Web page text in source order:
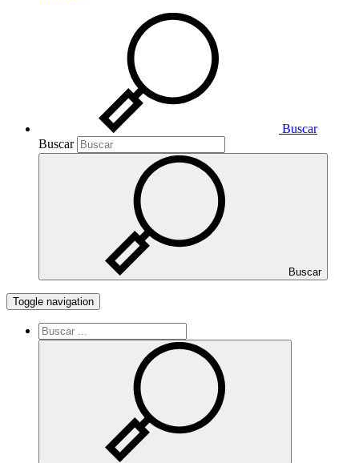
Buscar
Buscar
Buscar
Toggle navigation